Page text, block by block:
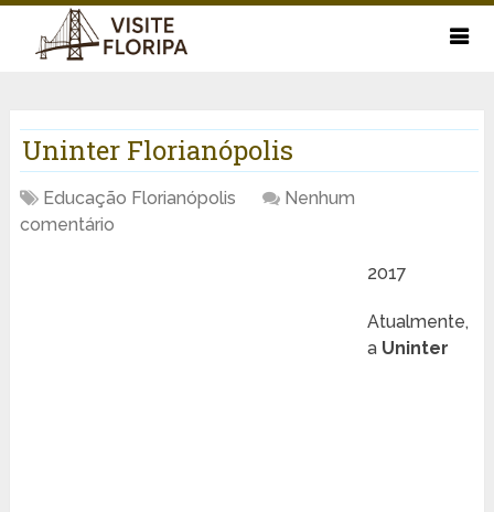
Uninter Florianópolis
Educação Florianópolis
Nenhum
comentário
2017
Atualmente,
a Uninter